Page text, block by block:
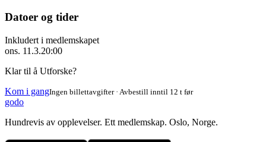
Datoer og tider
Inkludert i medlemskapet
ons. 11.3.20:00
Klar til å Utforske?
Kom i gangIngen billettavgifter · Avbestill inntil 12 t før
godo
Hundrevis av opplevelser. Ett medlemskap. Oslo, Norge.